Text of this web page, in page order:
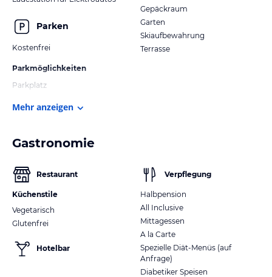
Parken
Kostenfrei
Parkmöglichkeiten
Parkplatz
Gepäckraum
Garten
Skiaufbewahrung
Terrasse
Mehr anzeigen
Gastronomie
Restaurant
Küchenstile
Vegetarisch
Glutenfrei
Hotelbar
Verpflegung
Halbpension
All Inclusive
Mittagessen
A la Carte
Spezielle Diät-Menüs (auf
Anfrage)
Diabetiker Speisen